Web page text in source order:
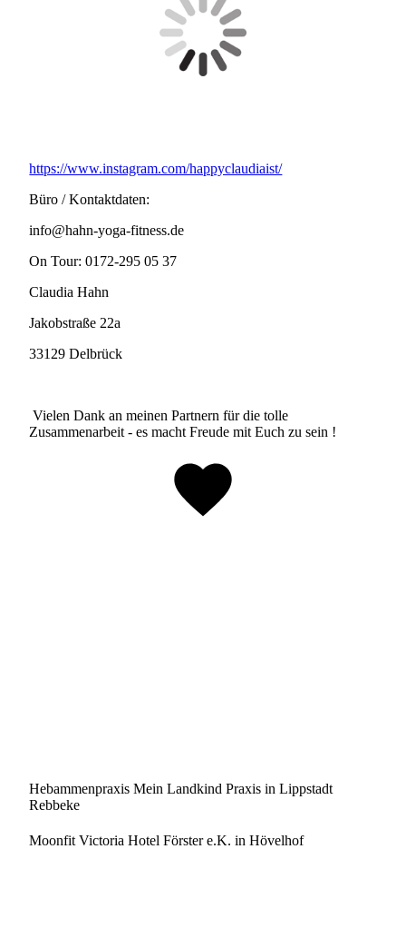
https://www.instagram.com/happyclaudiaist/
Büro / Kontaktdaten:
info@hahn-yoga-fitness.de
On Tour: 0172-295 05 37
Claudia Hahn
Jakobstraße 22a
33129 Delbrück
Vielen Dank an meinen Partnern für die tolle
Zusammenarbeit - es macht Freude mit Euch zu sein !
Hebammenpraxis Mein Landkind Praxis in Lippstadt
Rebbeke
Moonfit Victoria Hotel Förster e.K. in Hövelhof